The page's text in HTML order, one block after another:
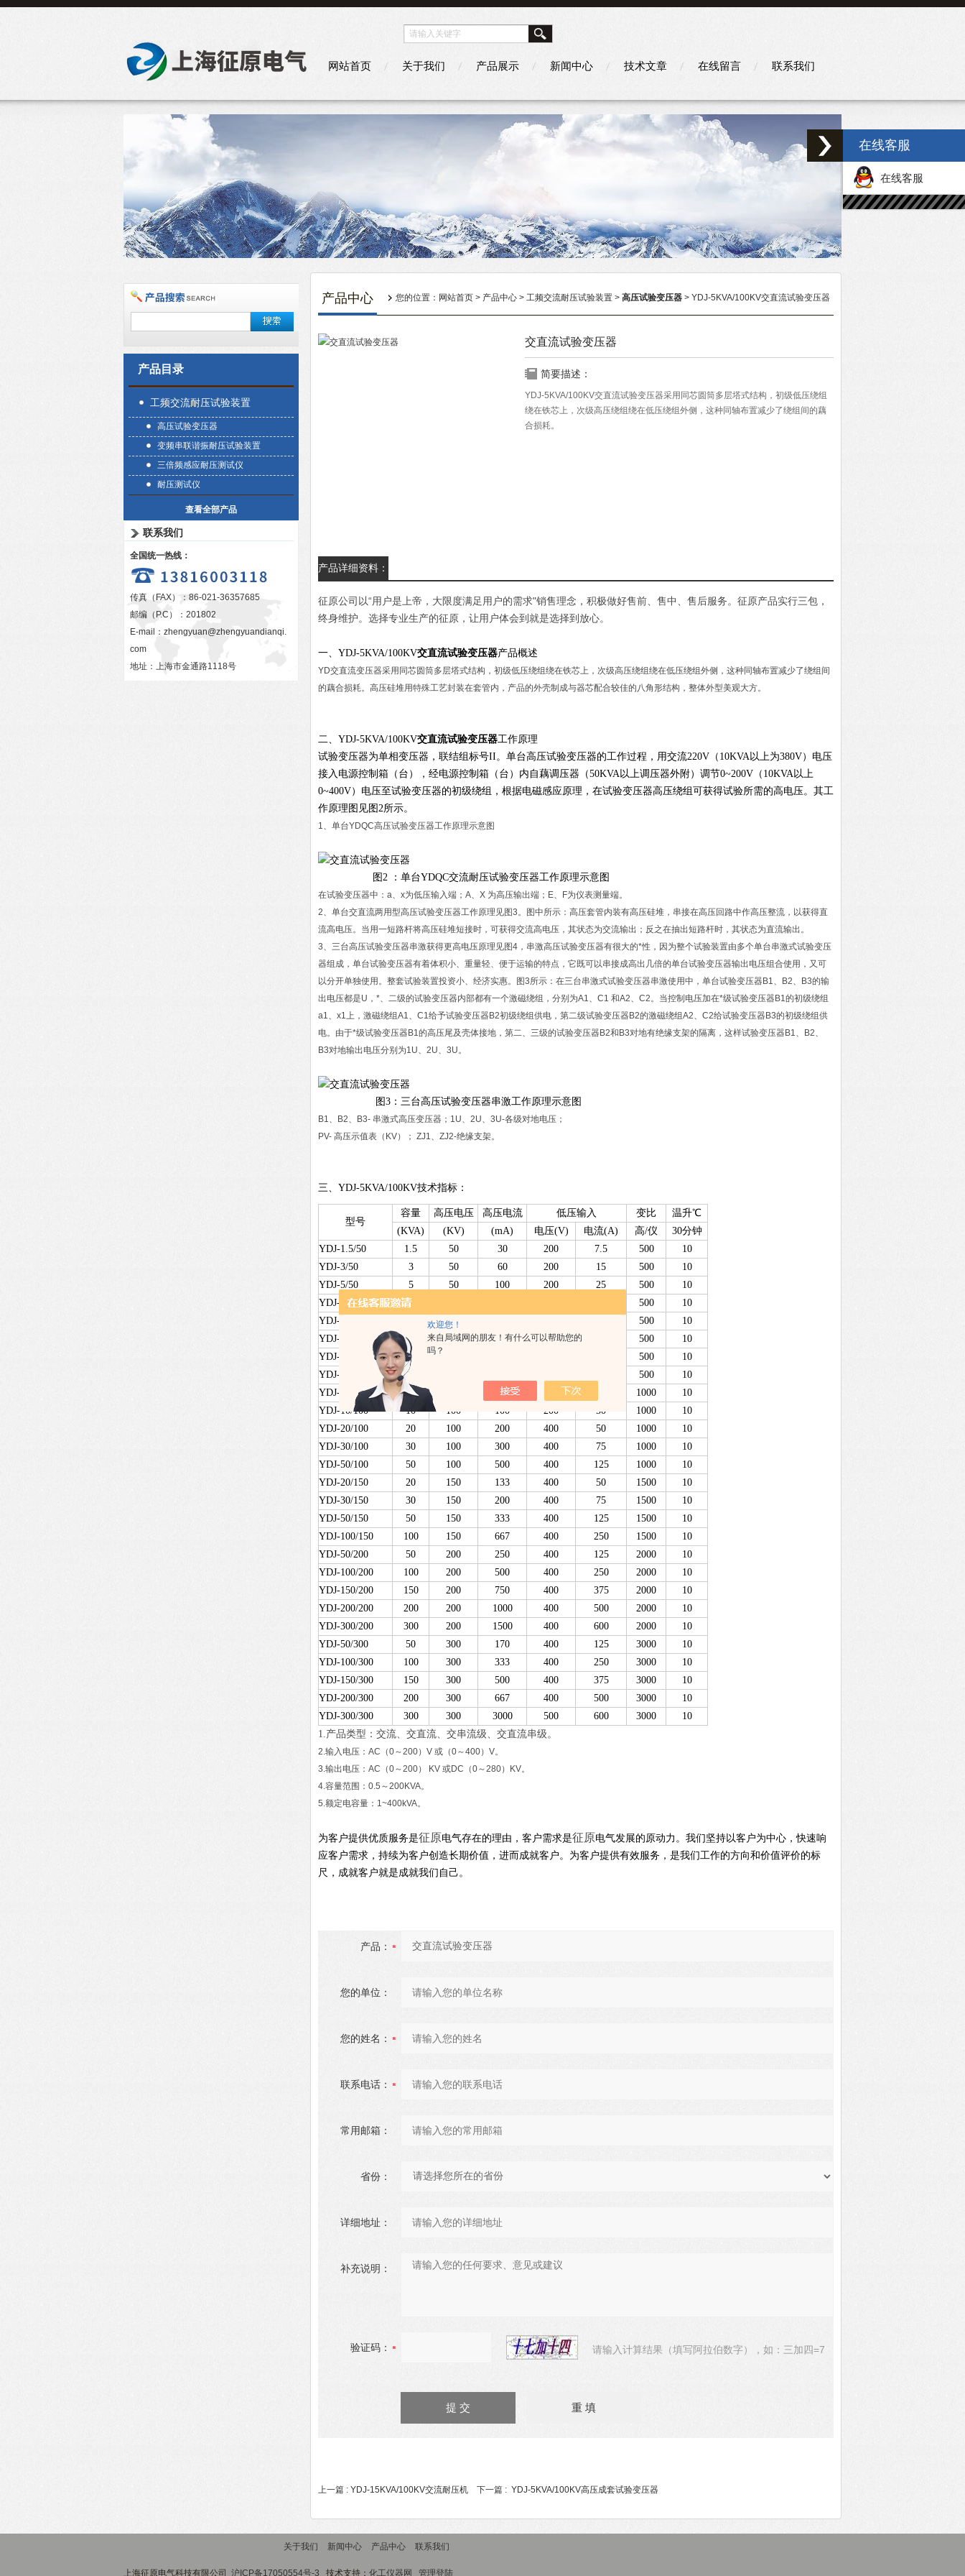
欢迎您！
来自局域网的朋友！有什么可以帮助您的
吗？
网站首页 关于我们 产品展示 新闻中心 技术文章 在线留言 联系我们
产品目录
工频交流耐压试验装置
高压试验变压器
变频串联谐振耐压试验装置
三倍频感应耐压测试仪
耐压测试仪
查看全部产品
联系我们
全国统一热线：
传真（FAX）：86-021-36357685
邮编（P.C）：201802
E-mail： zhengyuan@zhengyuandianqi.
com
地址：上海市金通路1118号
产品中心 您的位置： 网站首页 > 产品中心 > 工频交流耐压试验装置 > 高压试验变压器 > YDJ-5KVA/100KV交直流试验变压器
交直流试验变压器
简要描述：
YDJ-5KVA/100KV交直流试验变压器采用同芯圆筒多层塔式结构，初级低压绕组
绕在铁芯上，次级高压绕组绕在低压绕组外侧，这种同轴布置减少了绕组间的藕
合损耗。
产品详细资料：
征原公司以“用户是上帝，大限度满足用户的需求"销售理念，积极做好售前、售中、售后服务。征原产品实行三包，
终身维护。选择专业生产的征原，让用户体会到就是选择到放心。
一、YDJ-5KVA/100KV交直流试验变压器产品概述
YD交直流变压器采用同芯圆筒多层塔式结构，初级低压绕组绕在铁芯上，次级高压绕组绕在低压绕组外侧，这种同轴布置减少了绕组间
的藕合损耗。高压硅堆用特殊工艺封装在套管内，产品的外壳制成与器芯配合较佳的八角形结构，整体外型美观大方。
二、YDJ-5KVA/100KV交直流试验变压器工作原理
试验变压器为单相变压器，联结组标号II。单台高压试验变压器的工作过程，用交流220V（10KVA以上为380V）电压
接入电源控制箱（台），经电源控制箱（台）内自藕调压器（50KVA以上调压器外附）调节0~200V（10KVA以上
0~400V）电压至试验变压器的初级绕组，根据电磁感应原理，在试验变压器高压绕组可获得试验所需的高电压。其工
作原理图见图2所示。
1、单台YDQC高压试验变压器工作原理示意图
图2 ：单台YDQC交流耐压试验变压器工作原理示意图
在试验变压器中：a、x为低压输入端；A、X 为高压输出端；E、F为仪表测量端。
2、单台交直流两用型高压试验变压器工作原理见图3。图中所示：高压套管内装有高压硅堆，串接在高压回路中作高压整流，以获得直
流高电压。当用一短路杆将高压硅堆短接时，可获得交流高电压，其状态为交流输出；反之在抽出短路杆时，其状态为直流输出。
3、三台高压试验变压器串激获得更高电压原理见图4，串激高压试验变压器有很大的*性，因为整个试验装置由多个单台串激式试验变压
器组成，单台试验变压器有着体积小、重量轻、便于运输的特点，它既可以串接成高出几倍的单台试验变压器输出电压组合使用，又可
以分开单独使用。整套试验装置投资小、经济实惠。图3所示：在三台串激式试验变压器串激使用中，单台试验变压器B1、B2、B3的输
出电压都是U，*、二级的试验变压器内部都有一个激磁绕组，分别为A1、C1 和A2、C2。当控制电压加在*级试验变压器B1的初级绕组
a1、x1上，激磁绕组A1、C1给予试验变压器B2初级绕组供电，第二级试验变压器B2的激磁绕组A2、C2给试验变压器B3的初级绕组供
电。由于*级试验变压器B1的高压尾及壳体接地，第二、三级的试验变压器B2和B3对地有绝缘支架的隔离，这样试验变压器B1、B2、
B3对地输出电压分别为1U、2U、3U。
图3：三台高压试验变压器串激工作原理示意图
B1、B2、B3- 串激式高压变压器；1U、2U、3U-各级对地电压；
PV- 高压示值表（KV）； ZJ1、ZJ2-绝缘支架。
三、YDJ-5KVA/100KV技术指标：
型号
容量 高压电压 高压电流 低压输入 变比
温升℃
(KVA)
(KV) (mA) 电压(V) 电流(A) 高/仪
30分钟
YDJ-1.5/50
1.5 50 30 200 7.5 500
10
YDJ-3/50
3 50 60 200 15 500
10
YDJ-5/50
5 50 100 200 25 500
10
YDJ-10/50
10 500
10
YDJ-15/50
50 500
10
YDJ-20/50
20 50 400 380 500
10
YDJ-30/50
30 500
10
YDJ-50/50
50 500
10
YDJ-5/100
5 50 1000
10
YDJ-10/100
10 100 100 200 50 1000
10
YDJ-20/100
20 100 200 400 50 1000
10
YDJ-30/100
30 100 300 400 75 1000
10
YDJ-50/100
50 100 500 400 125 1000
10
YDJ-20/150
20 150 133 400 50 1500
10
YDJ-30/150
30 150 200 400 75 1500
10
YDJ-50/150
50 150 333 400 125 1500
10
YDJ-100/150
100 150 667 400 250 1500
10
YDJ-50/200
50 200 250 400 125 2000
10
YDJ-100/200
100 200 500 400 250 2000
10
YDJ-150/200
150 200 750 400 375 2000
10
YDJ-200/200
200 200 1000 400 500 2000
10
YDJ-300/200
300 200 1500 400 600 2000
10
YDJ-50/300
50 300 170 400 125 3000
10
YDJ-100/300
100 300 333 400 250 3000
10
YDJ-150/300
150 300 500 400 375 3000
10
YDJ-200/300
200 300 667 400 500 3000
10
YDJ-300/300
300 300 3000 500 600 3000
10
1.产品类型：交流、交直流、交串流级、交直流串级。
2.输入电压：AC（0～200）V 或（0～400）V。
3.输出电压：AC（0～200） KV 或DC（0～280）KV。
4.容量范围：0.5～200KVA。
5.额定电容量：1~400kVA。
为客户提供优质服务是征原电气存在的理由，客户需求是征原电气发展的原动力。我们坚持以客户为中心，快速响
应客户需求，持续为客户创造长期价值，进而成就客户。为客户提供有效服务，是我们工作的方向和价值评价的标
尺，成就客户就是成就我们自己。
产品：
您的单位：
您的姓名：
联系电话：
常用邮箱：
省份：
详细地址：
补充说明：
验证码： 请输入计算结果（填写阿拉伯数字），如：三加四=7
上一篇 : YDJ-15KVA/100KV交流耐压机 下一篇 : YDJ-5KVA/100KV高压成套试验变压器
关于我们 新闻中心 产品中心 联系我们
上海征原电气科技有限公司 沪ICP备17050554号-3 技术支持： 化工仪器网 管理登陆
在线客服
在线客服